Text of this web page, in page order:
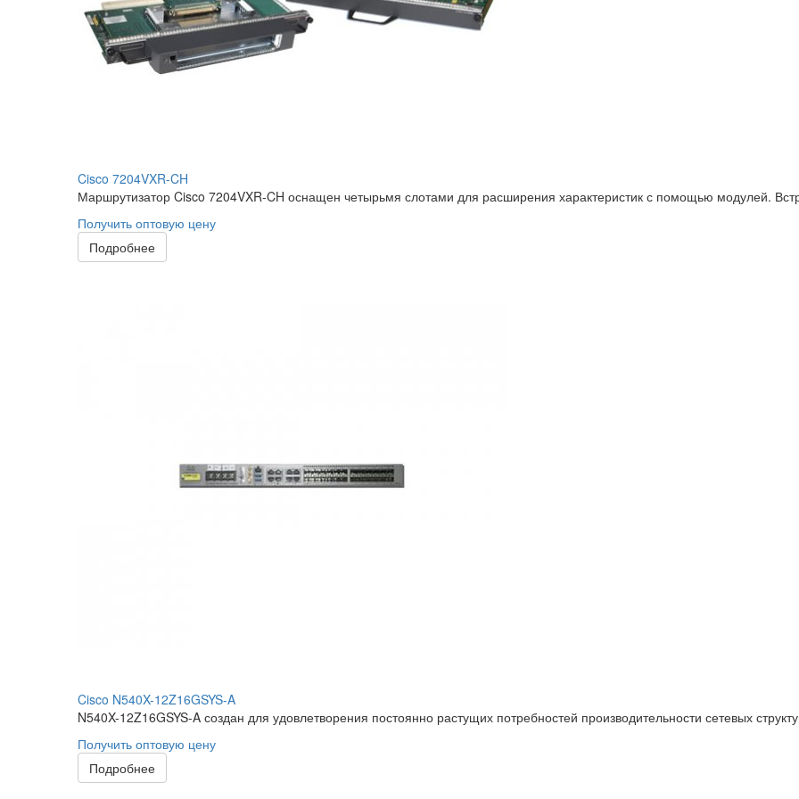
Cisco 7204VXR-CH
Маршрутизатор Cisco 7204VXR-CH оснащен четырьмя слотами для расширения характеристик с помощью модулей.
Получить оптовую цену
Подробнее
Cisco N540X-12Z16GSYS-A
N540X-12Z16GSYS-A создан для удовлетворения постоянно растущих потребностей производительности сетевых
Получить оптовую цену
Подробнее